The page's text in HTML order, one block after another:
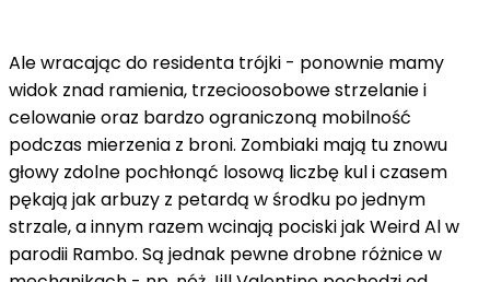
Ale wracając do residenta trójki - ponownie mamy
widok znad ramienia, trzecioosobowe strzelanie i
celowanie oraz bardzo ograniczoną mobilność
podczas mierzenia z broni. Zombiaki mają tu znowu
głowy zdolne pochłonąć losową liczbę kul i czasem
pękają jak arbuzy z petardą w środku po jednym
strzale, a innym razem wcinają pociski jak Weird Al w
parodii Rambo. Są jednak pewne drobne różnice w